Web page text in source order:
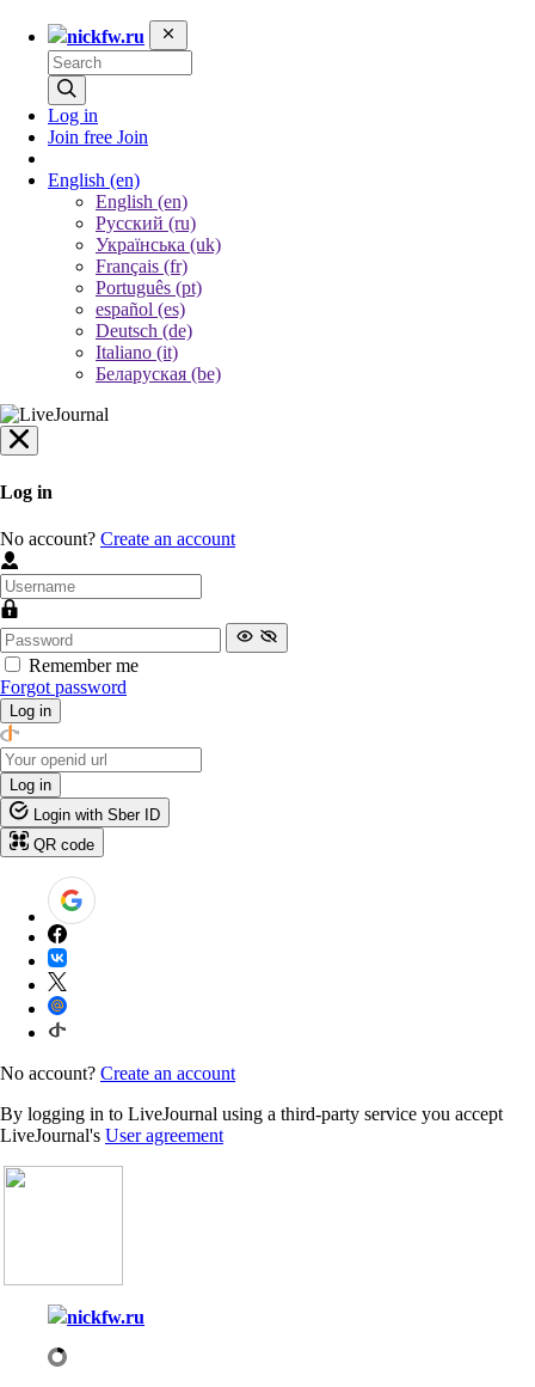
nickfw.ru
Log in
Join free Join
English (en)
English (en)
Русский (ru)
Українська (uk)
Français (fr)
Português (pt)
español (es)
Deutsch (de)
Italiano (it)
Беларуская (be)
Log in
No account? Create an account
Remember me
Forgot password
Log in
Log in
Login with Sber ID
QR code
No account? Create an account
By logging in to LiveJournal using a third-party service you accept
LiveJournal's User agreement
nickfw.ru